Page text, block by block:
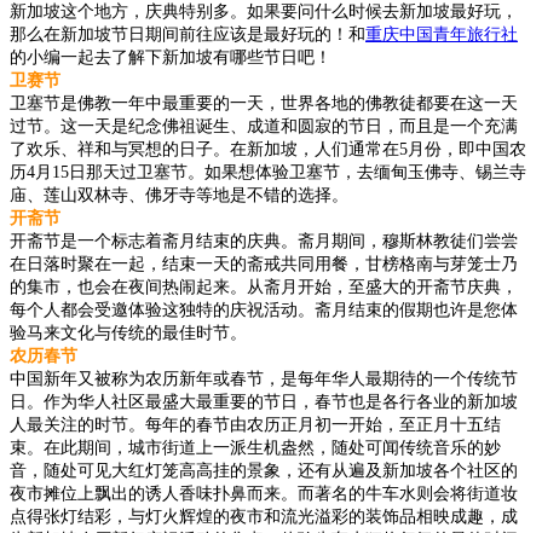
新加坡这个地方，庆典特别多。如果要问什么时候去新加坡最好玩，
那么在新加坡节日期间前往应该是最好玩的！和重庆中国青年旅行社
的小编一起去了解下新加坡有哪些节日吧！
卫赛节
卫塞节是佛教一年中最重要的一天，世界各地的佛教徒都要在这一天
过节。这一天是纪念佛祖诞生、成道和圆寂的节日，而且是一个充满
了欢乐、祥和与冥想的日子。在新加坡，人们通常在5月份，即中国农
历4月15日那天过卫塞节。如果想体验卫塞节，去缅甸玉佛寺、锡兰寺
庙、莲山双林寺、佛牙寺等地是不错的选择。
开斋节
开斋节是一个标志着斋月结束的庆典。斋月期间，穆斯林教徒们尝尝
在日落时聚在一起，结束一天的斋戒共同用餐，甘榜格南与芽笼士乃
的集市，也会在夜间热闹起来。从斋月开始，至盛大的开斋节庆典，
每个人都会受邀体验这独特的庆祝活动。斋月结束的假期也许是您体
验马来文化与传统的最佳时节。
农历春节
中国新年又被称为农历新年或春节，是每年华人最期待的一个传统节
日。作为华人社区最盛大最重要的节日，春节也是各行各业的新加坡
人最关注的时节。每年的春节由农历正月初一开始，至正月十五结
束。在此期间，城市街道上一派生机盎然，随处可闻传统音乐的妙
音，随处可见大红灯笼高高挂的景象，还有从遍及新加坡各个社区的
夜市摊位上飘出的诱人香味扑鼻而来。而著名的牛车水则会将街道妆
点得张灯结彩，与灯火辉煌的夜市和流光溢彩的装饰品相映成趣，成